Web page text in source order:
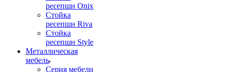
ресепшн Onix
Стойка
ресепшн Riva
Стойка
ресепшн Style
Металлическая
мебель
Серия мебели